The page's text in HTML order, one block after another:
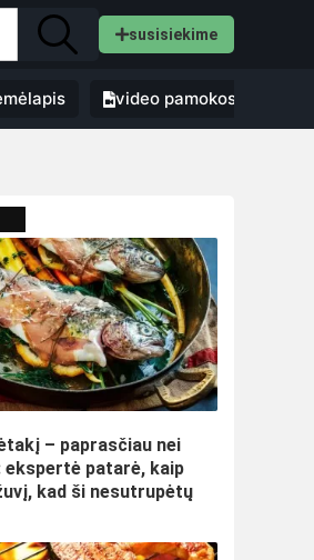
susisiekime
video pamokos
– paprasčiau nei
ekspertė patarė, kaip
kad ši nesutrupėtų